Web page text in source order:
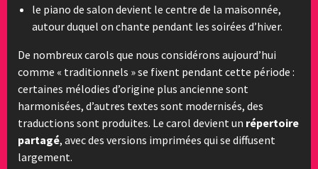
le piano de salon devient le centre de la maisonnée,
autour duquel on chante pendant les soirées d’hiver.
De nombreux carols que nous considérons aujourd’hui
comme « traditionnels » se fixent pendant cette période :
certaines mélodies d’origine plus ancienne sont
harmonisées, d’autres textes sont modernisés, des
traductions sont produites. Le carol devient un répertoire
partagé, avec des versions imprimées qui se diffusent
largement.